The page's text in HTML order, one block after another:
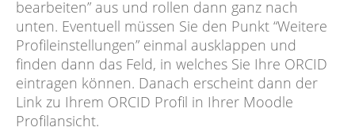
bearbeiten” aus und rollen dann ganz nach
unten. Eventuell müssen Sie den Punkt “Weitere
Profileinstellungen” einmal ausklappen und
finden dann das Feld, in welches Sie Ihre ORCID
eintragen können. Danach erscheint dann der
Link zu Ihrem ORCID Profil in Ihrer Moodle
Profilansicht.